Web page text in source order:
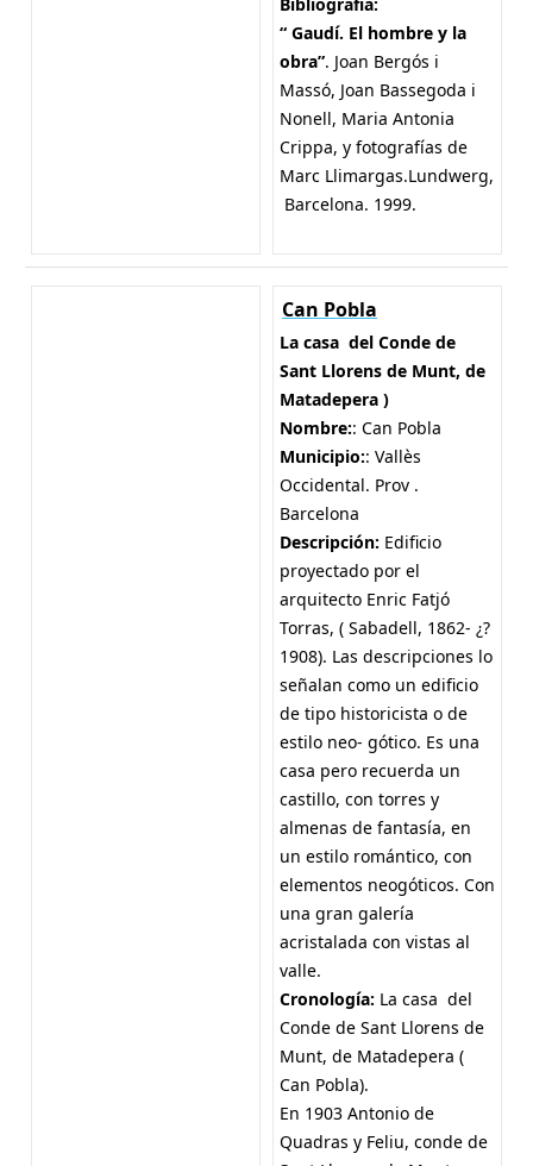
“ Gaudí. El hombre y la
obra”. Joan Bergós i
Massó, Joan Bassegoda i
Nonell, Maria Antonia
Crippa, y fotografías de
Marc Llimargas.Lundwerg,
Barcelona. 1999.
Can Pobla
La casa del Conde de
Sant Llorens de Munt, de
Matadepera )
Nombre:: Can Pobla
Municipio:: Vallès
Occidental. Prov .
Barcelona
Descripción: Edificio
proyectado por el
arquitecto Enric Fatjó
Torras, ( Sabadell, 1862- ¿?
1908). Las descripciones lo
señalan como un edificio
de tipo historicista o de
estilo neo- gótico. Es una
casa pero recuerda un
castillo, con torres y
almenas de fantasía, en
un estilo romántico, con
elementos neogóticos. Con
una gran galería
acristalada con vistas al
valle.
Cronología: La casa del
Conde de Sant Llorens de
Munt, de Matadepera (
Can Pobla).
En 1903 Antonio de
Quadras y Feliu, conde de